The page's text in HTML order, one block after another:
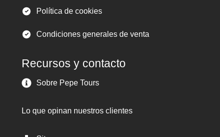
Política de cookies
Condiciones generales de venta
Recursos y contacto
Sobre Pepe Tours
Lo que opinan nuestros clientes